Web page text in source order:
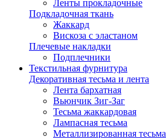
Ленты прокладочные
Подкладочная ткань
Жаккард
Вискоза с эластаном
Плечевые накладки
Подплечники
Текстильная фурнитура
Декоративная тесьма и лента
Лента бархатная
Вьюнчик Зиг-Заг
Тесьма жаккардовая
Лампасная тесьма
Металлизированная тесьма